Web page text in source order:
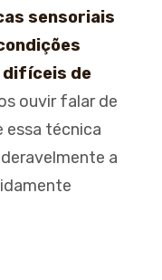
sensoriais
difíceis de
ouvir falar de
essa técnica
a